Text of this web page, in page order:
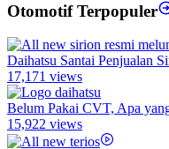
Otomotif Terpopuler
Daihatsu Santai Penjualan
17,171 views
Belum Pakai CVT, Apa
15,922 views